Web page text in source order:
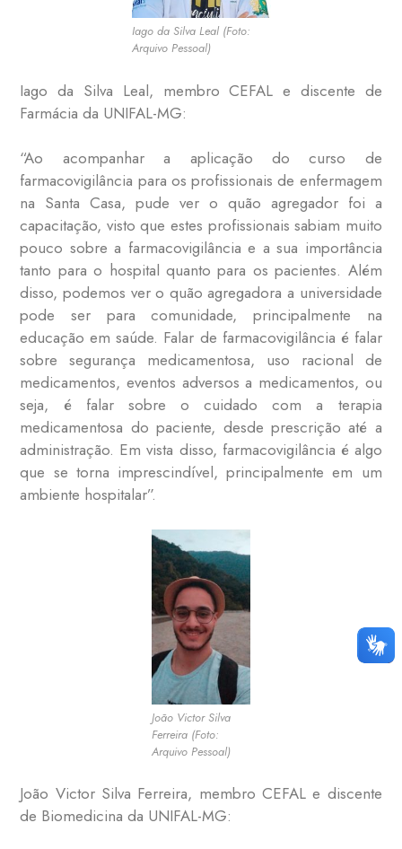
Iago da Silva Leal (Foto:
Arquivo Pessoal)
Iago da Silva Leal, membro CEFAL e discente de
Farmácia da UNIFAL-MG:
“Ao acompanhar a aplicação do curso de
farmacovigilância para os profissionais de enfermagem
na Santa Casa, pude ver o quão agregador foi a
capacitação, visto que estes profissionais sabiam muito
pouco sobre a farmacovigilância e a sua importância
tanto para o hospital quanto para os pacientes. Além
disso, podemos ver o quão agregadora a universidade
pode ser para comunidade, principalmente na
educação em saúde. Falar de farmacovigilância é falar
sobre segurança medicamentosa, uso racional de
medicamentos, eventos adversos a medicamentos, ou
seja, é falar sobre o cuidado com a terapia
medicamentosa do paciente, desde prescrição até a
administração. Em vista disso, farmacovigilância é algo
que se torna imprescindível, principalmente em um
ambiente hospitalar”.
João Victor Silva
Ferreira (Foto:
Arquivo Pessoal)
João Victor Silva Ferreira, membro CEFAL e discente
de Biomedicina da UNIFAL-MG: